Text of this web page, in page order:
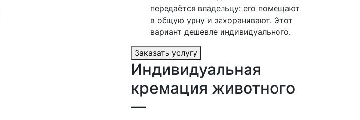
передаётся владельцу: его помещают
в общую урну и захоранивают. Этот
вариант дешевле индивидуального.
Заказать услугу
Индивидуальная
кремация животного
—